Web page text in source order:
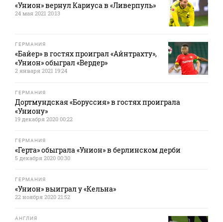
«Унион» вернул Кариуса в «Ливерпуль»
24 мая 2021 20:13
ГЕРМАНИЯ
«Байер» в гостях проиграл «Айнтрахту»,
«Унион» обыграл «Вердер»
2 января 2021 19:24
ГЕРМАНИЯ
Дортмундская «Боруссия» в гостях проиграла
«Униону»
19 декабря 2020 00:22
ГЕРМАНИЯ
«Герта» обыграла «Унион» в берлинском дерби
5 декабря 2020 00:30
ГЕРМАНИЯ
«Унион» выиграл у «Кельна»
22 ноября 2020 21:52
АНГЛИЯ